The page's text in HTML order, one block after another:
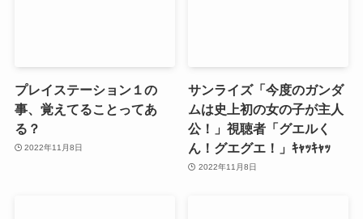
プレイステーション１の
事、覚えてることってあ
る？
2022年11月8日
サンライズ「今度のガンダ
ムは史上初の女の子が主人
公！」視聴者「グエルく
ん！グエグエ！」ｷｬｯｷｬｯ
2022年11月8日